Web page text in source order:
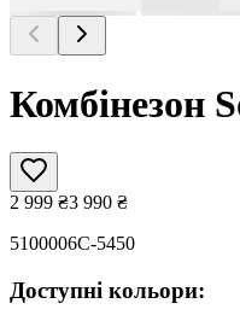
Комбінезон
2 999 ₴3 990 ₴
5100006C-5450
Доступні кольори: